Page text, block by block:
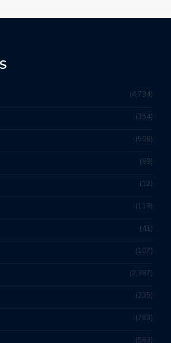
4,734
354
506
89
12
119
41
107
2,387
235
763
583